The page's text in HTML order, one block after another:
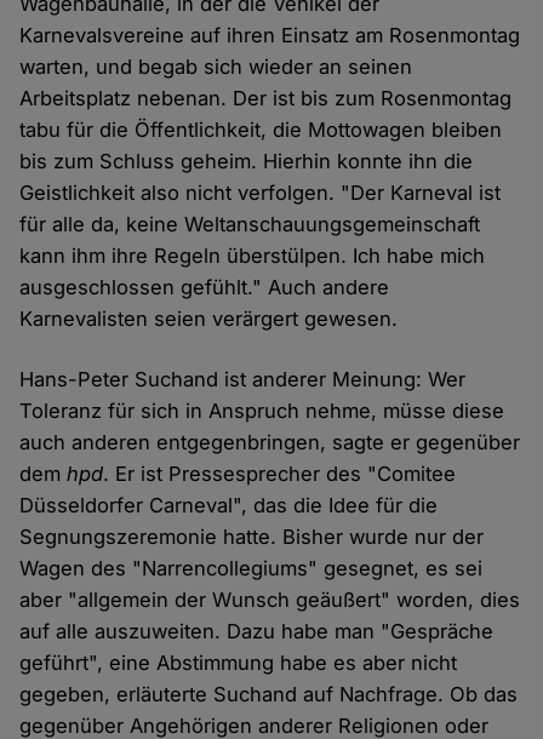
Karnevalsvereine auf ihren Einsatz am Rosenmontag
warten, und begab sich wieder an seinen
Arbeitsplatz nebenan. Der ist bis zum Rosenmontag
tabu für die Öffentlichkeit, die Mottowagen bleiben
bis zum Schluss geheim. Hierhin konnte ihn die
Geistlichkeit also nicht verfolgen. "Der Karneval ist
für alle da, keine Weltanschauungsgemeinschaft
kann ihm ihre Regeln überstülpen. Ich habe mich
ausgeschlossen gefühlt." Auch andere
Karnevalisten seien verärgert gewesen.
Hans-Peter Suchand ist anderer Meinung: Wer
Toleranz für sich in Anspruch nehme, müsse diese
auch anderen entgegenbringen, sagte er gegenüber
demhpd. Er ist Pressesprecher des "Comitee
Düsseldorfer Carneval", das die Idee für die
Segnungszeremonie hatte. Bisher wurde nur der
Wagen des "Narrencollegiums" gesegnet, es sei
aber "allgemein der Wunsch geäußert" worden, dies
auf alle auszuweiten. Dazu habe man "Gespräche
geführt", eine Abstimmung habe es aber nicht
gegeben, erläuterte Suchand auf Nachfrage. Ob das
gegenüber Angehörigen anderer Religionen oder